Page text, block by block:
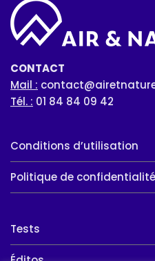
CONTACT
Mail :
Tél. : 01 84 84 09 42
Conditions d’utilisation
Politique de confidentialité
Tests